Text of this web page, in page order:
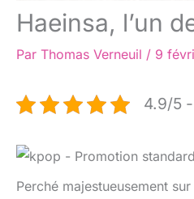
Haeinsa, l’un
Par Thomas Verneuil / 9
4.9/5
Perché majestueusement